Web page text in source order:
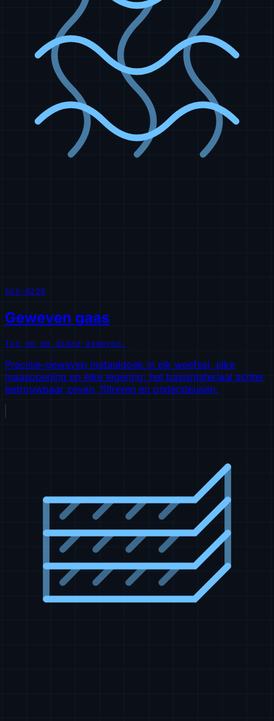
AVX-0220
Geweven gaas
Tot op de draad geweven.
Precisie-geweven metaaldoek in elk weefsel, elke
maasopening en elke legering: het basismateriaal achter
betrouwbaar zeven, filtreren en ondersteunen.